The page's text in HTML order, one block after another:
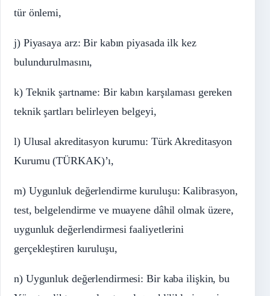
tür önlemi,
j) Piyasaya arz: Bir kabın piyasada ilk kez
bulundurulmasını,
k) Teknik şartname: Bir kabın karşılaması gereken
teknik şartları belirleyen belgeyi,
l) Ulusal akreditasyon kurumu: Türk Akreditasyon
Kurumu (TÜRKAK)’ı,
m) Uygunluk değerlendirme kuruluşu: Kalibrasyon,
test, belgelendirme ve muayene dâhil olmak üzere,
uygunluk değerlendirmesi faaliyetlerini
gerçekleştiren kuruluşu,
n) Uygunluk değerlendirmesi: Bir kaba ilişkin, bu